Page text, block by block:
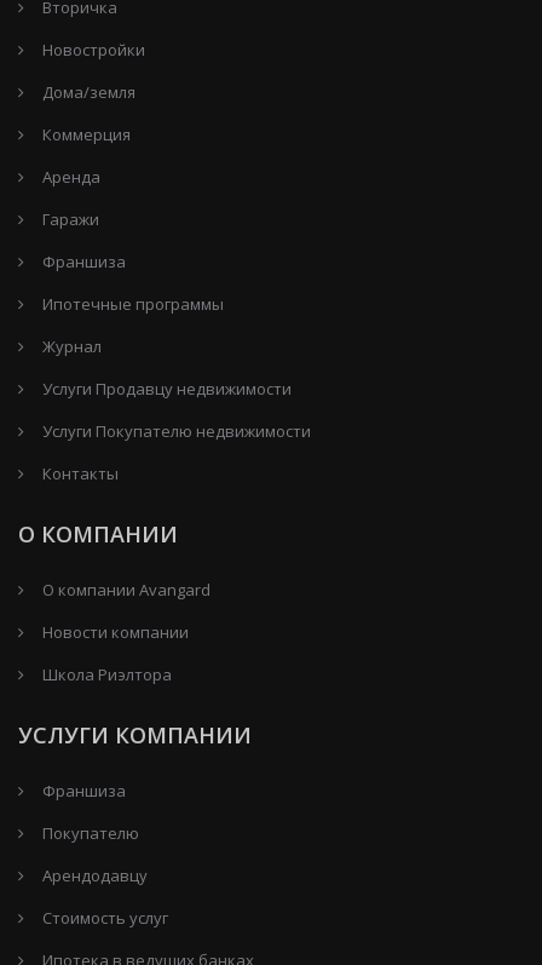
Вторичка
Новостройки
Дома/земля
Коммерция
Аренда
Гаражи
Франшиза
Ипотечные программы
Журнал
Услуги Продавцу недвижимости
Услуги Покупателю недвижимости
Контакты
О КОМПАНИИ
О компании Avangard
Новости компании
Школа Риэлтора
УСЛУГИ КОМПАНИИ
Франшиза
Покупателю
Арендодавцу
Стоимость услуг
Ипотека в ведущих банках